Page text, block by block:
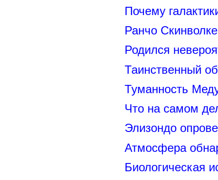
Почему
Ранчо
Родился
Таинственный
Туманность
Что на самом
Элизондо
Атмосфера
Биологическая